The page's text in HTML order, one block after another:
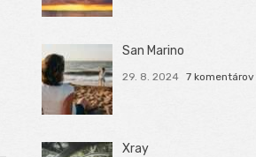
San Marino
29. 8. 2024 7 komentárov
Xray